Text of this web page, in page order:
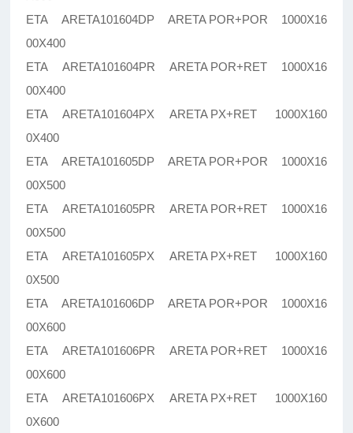
ETA ARETA101604DP ARETA POR+POR 1000X16
00X400
ETA ARETA101604PR ARETA POR+RET 1000X16
00X400
ETA ARETA101604PX ARETA PX+RET 1000X160
0X400
ETA ARETA101605DP ARETA POR+POR 1000X16
00X500
ETA ARETA101605PR ARETA POR+RET 1000X16
00X500
ETA ARETA101605PX ARETA PX+RET 1000X160
0X500
ETA ARETA101606DP ARETA POR+POR 1000X16
00X600
ETA ARETA101606PR ARETA POR+RET 1000X16
00X600
ETA ARETA101606PX ARETA PX+RET 1000X160
0X600